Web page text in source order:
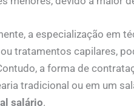
a especialização em
tratamentos capilares,
a forma de
tradicional ou em um
salário.